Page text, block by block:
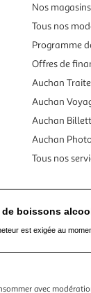
Nos
Tous nos
Programme
Offres de
Auchan
Auchan
Auchan
Auchan Photo
Tous nos
boissons
est exigée au
avec